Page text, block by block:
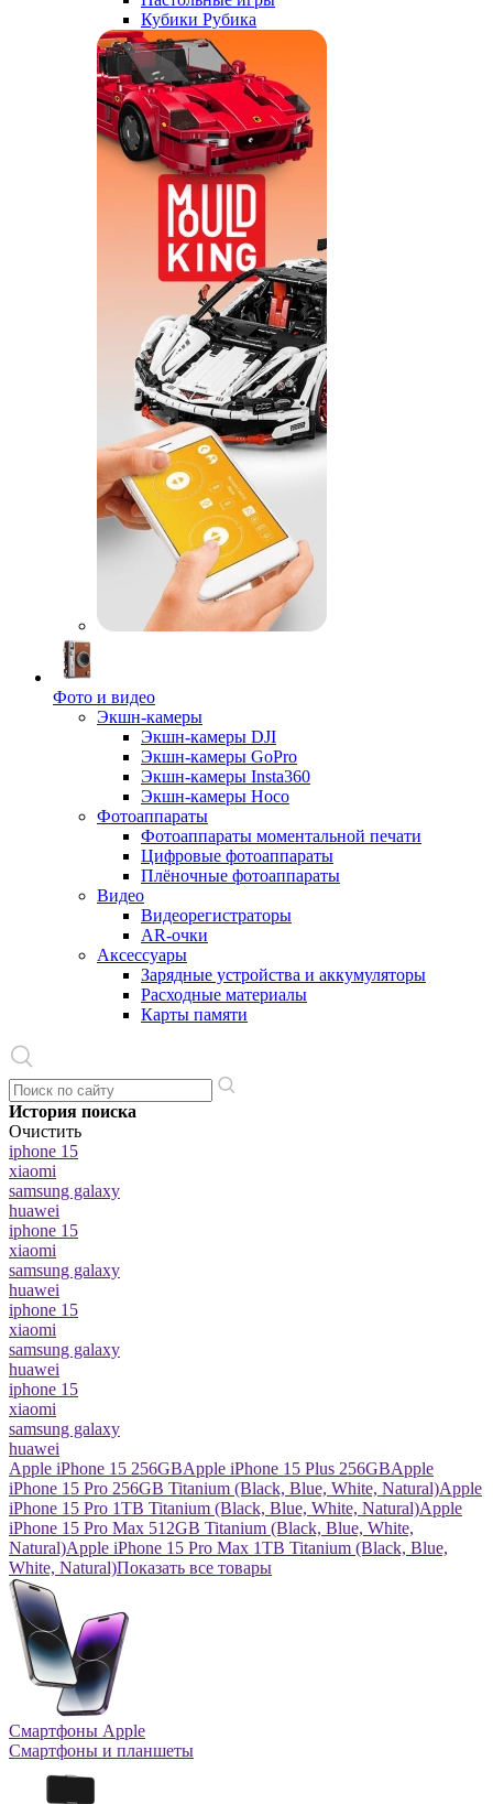
Кубики Рубика
Фото и видео
Экшн-камеры
Экшн-камеры DJI
Экшн-камеры GoPro
Экшн-камеры Insta360
Экшн-камеры Hoco
Фотоаппараты
Фотоаппараты моментальной печати
Цифровые фотоаппараты
Плёночные фотоаппараты
Видео
Видеорегистраторы
AR-очки
Аксессуары
Зарядные устройства и аккумуляторы
Расходные материалы
Карты памяти
История поиска
Очистить
iphone 15
xiaomi
samsung galaxy
huawei
iphone 15
xiaomi
samsung galaxy
huawei
iphone 15
xiaomi
samsung galaxy
huawei
iphone 15
xiaomi
samsung galaxy
huawei
Apple iPhone 15 256GBApple iPhone 15 Plus 256GBApple
iPhone 15 Pro 256GB Titanium (Black, Blue, White, Natural)Apple
iPhone 15 Pro 1TB Titanium (Black, Blue, White, Natural)Apple
iPhone 15 Pro Max 512GB Titanium (Black, Blue, White,
Natural)Apple iPhone 15 Pro Max 1TB Titanium (Black, Blue,
White, Natural)Показать все товары
Смартфоны Apple
Смартфоны и планшеты